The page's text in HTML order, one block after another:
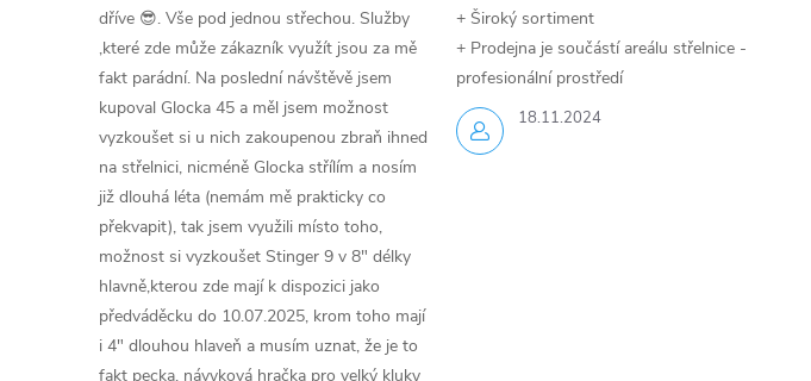
dříve 😎. Vše pod jednou střechou. Služby
,které zde může zákazník využít jsou za mě
fakt parádní. Na poslední návštěvě jsem
kupoval Glocka 45 a měl jsem možnost
vyzkoušet si u nich zakoupenou zbraň ihned
na střelnici, nicméně Glocka střílím a nosím
již dlouhá léta (nemám mě prakticky co
překvapit), tak jsem využili místo toho,
možnost si vyzkoušet Stinger 9 v 8" délky
hlavně,kterou zde mají k dispozici jako
předváděcku do 10.07.2025, krom toho mají
i 4" dlouhou hlaveň a musím uznat, že je to
fakt pecka, návyková hračka pro velký kluky
18.11.2024
+ Široký sortiment
+ Prodejna je součástí areálu střelnice -
profesionální prostředí